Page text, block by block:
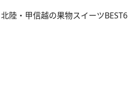
陸・甲信越の果物スイーツBEST6